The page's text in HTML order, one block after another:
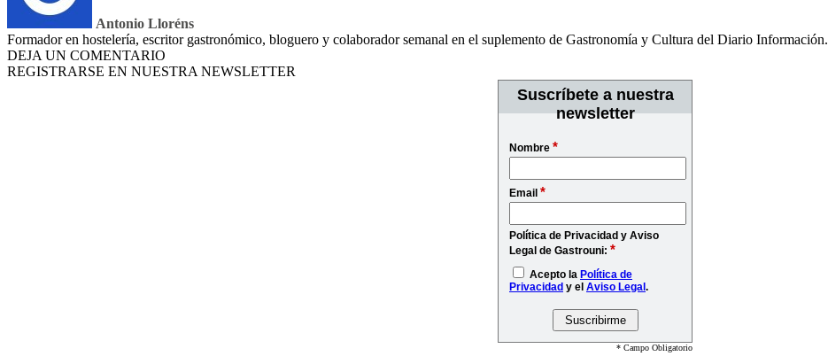
Antonio Lloréns
Formador en hostelería, escritor gastronómico, bloguero y colaborador semanal en el suplemento de Gastronomía y Cultura del Diario Información.
DEJA UN COMENTARIO
REGISTRARSE EN NUESTRA NEWSLETTER
Suscríbete a nuestra
newsletter
Nombre *
Email *
Política de Privacidad y Aviso
Legal de Gastrouni: *
Acepto la Política de
Privacidad y el Aviso Legal.
* Campo Obligatorio